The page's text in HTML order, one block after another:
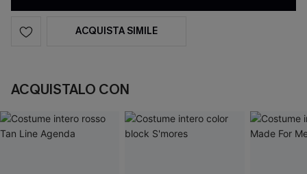
ACQUISTA SIMILE
ACQUISTALO CON